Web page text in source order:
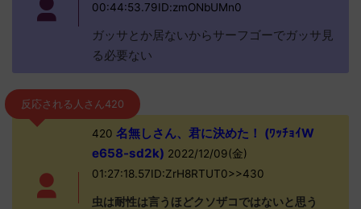
00:44:53.79ID:zmONbUMn0
ガッサとか居ないからサーフゴーでガッサ見
る必要ない
反応される人さん420
420 名無しさん、君に決めた！ (ﾜｯﾁｮｲW
e658-sd2k) 2022/12/09(金)
01:27:18.57ID:ZrH8RTUT0>>430
虫は耐性は言うほどクソザコではないと思う